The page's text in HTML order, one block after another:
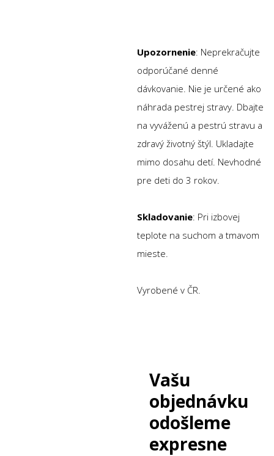
Upozornenie: Neprekračujte
odporúčané denné
dávkovanie. Nie je určené ako
náhrada pestrej stravy. Dbajte
na vyváženú a pestrú stravu a
zdravý životný štýl. Ukladajte
mimo dosahu detí. Nevhodné
pre deti do 3 rokov.
Skladovanie: Pri izbovej
teplote na suchom a tmavom
mieste.
Vyrobené v ČR.
Vašu
objednávku
odošleme
expresne